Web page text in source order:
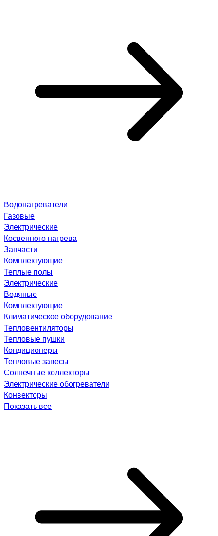
Водонагреватели
Газовые
Электрические
Косвенного нагрева
Запчасти
Комплектующие
Теплые полы
Электрические
Водяные
Комплектующие
Климатическое оборудование
Тепловентиляторы
Тепловые пушки
Кондиционеры
Тепловые завесы
Солнечные коллекторы
Электрические обогреватели
Конвекторы
Показать все